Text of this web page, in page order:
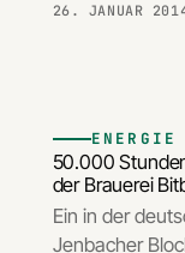
26. JANUAR
ENERGIE
50.000
der Brauerei
Ein in der
Jenbacher